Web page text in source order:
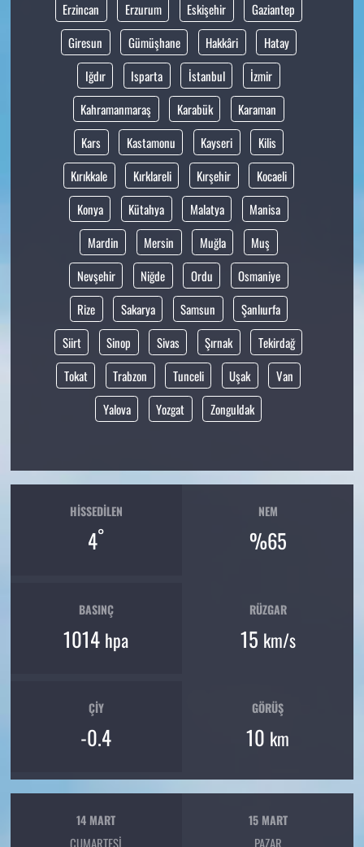
Erzincan
Erzurum Eskişehir
Gaziantep
Giresun
Gümüşhane Hakkâri
Hatay
Iğdır
Isparta İstanbul
İzmir
Kahramanmaraş
Karabük
Karaman
Kars
Kastamonu Kayseri
Kilis
Kırıkkale
Kırklareli Kırşehir
Kocaeli
Konya
Kütahya Malatya
Manisa
Mardin
Mersin Muğla
Muş
Nevşehir
Niğde Ordu
Osmaniye
Rize
Sakarya Samsun
Şanlıurfa
Siirt
Sinop Sivas Şırnak
Tekirdağ
Tokat
Trabzon Tunceli Uşak
Van
Yalova
Yozgat Zonguldak
HISSEDILEN
4°
NEM
%65
BASINÇ
1014 hpa
RÜZGAR
15 km/s
ÇIY
-0.4
GÖRÜŞ
10 km
14 MART
CUMARTESI
15 MART
PAZAR